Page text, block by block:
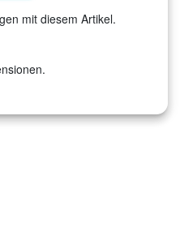
mit diesem Artikel.